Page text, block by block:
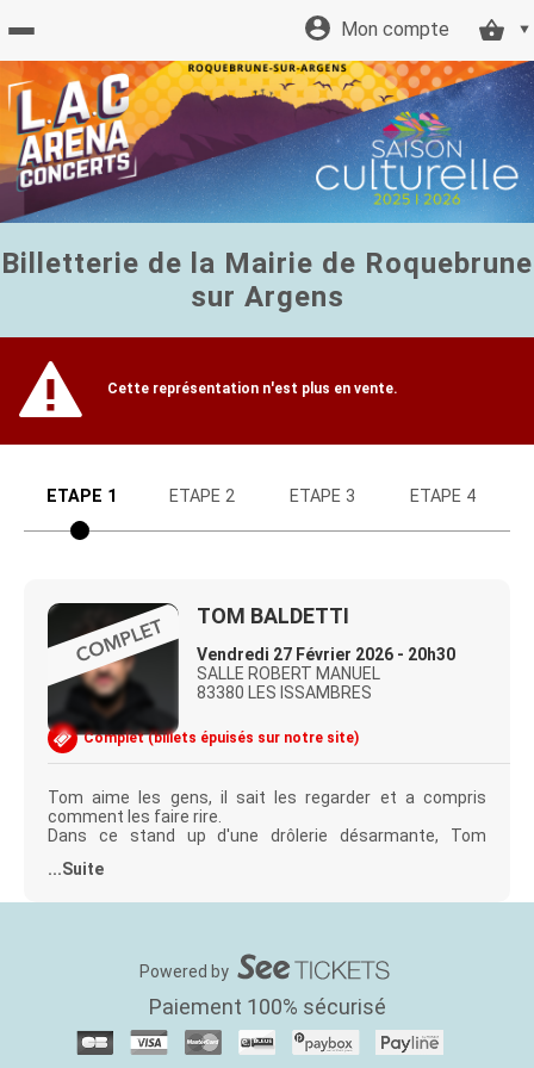
Accueil
billetterie
Site
Mon compte
Billetterie de la Mairie de Roquebrune
sur Argens
Cette représentation n'est plus en vente.
ETAPE 1 ETAPE 2 ETAPE 3 ETAPE 4
TOM BALDETTI
Vendredi 27 Février 2026 - 20h30
SALLE ROBERT MANUEL
83380 LES ISSAMBRES
Complet (billets épuisés sur notre site)
Tom aime les gens, il sait les regarder et a compris
comment les faire rire.
Dans ce stand up d'une drôlerie désarmante, Tom
les forces insoupçonnées d'un jeune adulte. Il se
les Comedy Clubs et une bienveillance constante envers
son public, son jeu puissant et la justesse de son texte
dont on se rappellera longtemps.
PS : prenez aussi une place pour votre mère, elle va
...Suite
Powered by
Paiement 100% sécurisé